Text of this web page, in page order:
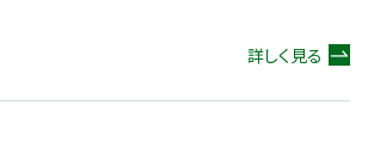
詳しく見る